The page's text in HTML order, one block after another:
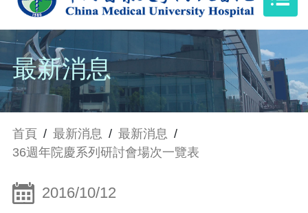
最新消息
首頁 / 最新消息 / 最新消息 /
36週年院慶系列研討會場次一覽表
2016/10/12